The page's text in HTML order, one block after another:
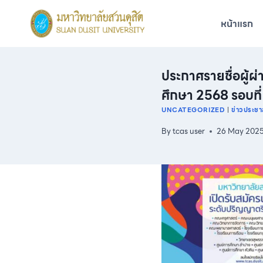
content
หน้าแรก
ประกาศรายชื่อผู้
ศึกษา 2568 รอบ
UNCATEGORIZED | ข่าวประช
Bytcas user 26 May